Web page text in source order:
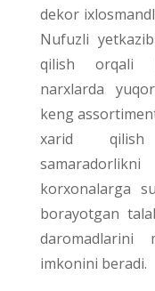
dekor
Nufuzli
qilish orqali
narxlarda
keng
xarid qilish
korxonalarga
borayotgan
daromadlarini
imkonini beradi.